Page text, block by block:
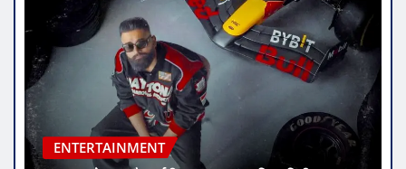
ENTERTAINMENT
अमृत मान ने पावर-पैक्ड ईपी ‘Maan Made’ किया रिलीज़ –
‘Black Bull’ का वीडियो आउट
superhitpunjabi May 27, 2026